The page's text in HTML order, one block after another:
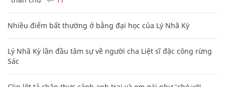
Nhiều điểm bất thường ở bằng đại học của Lý Nhã Kỳ
Lý Nhã Kỳ lần đầu tâm sự về người cha Liệt sĩ đặc công rừng
Sác